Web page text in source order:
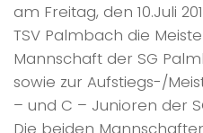
am Freitag, den 10.Juli
TSV Palmbach die
Mannschaft der SG
sowie zur Aufstiegs-/
– und C – Junioren der
Die beiden